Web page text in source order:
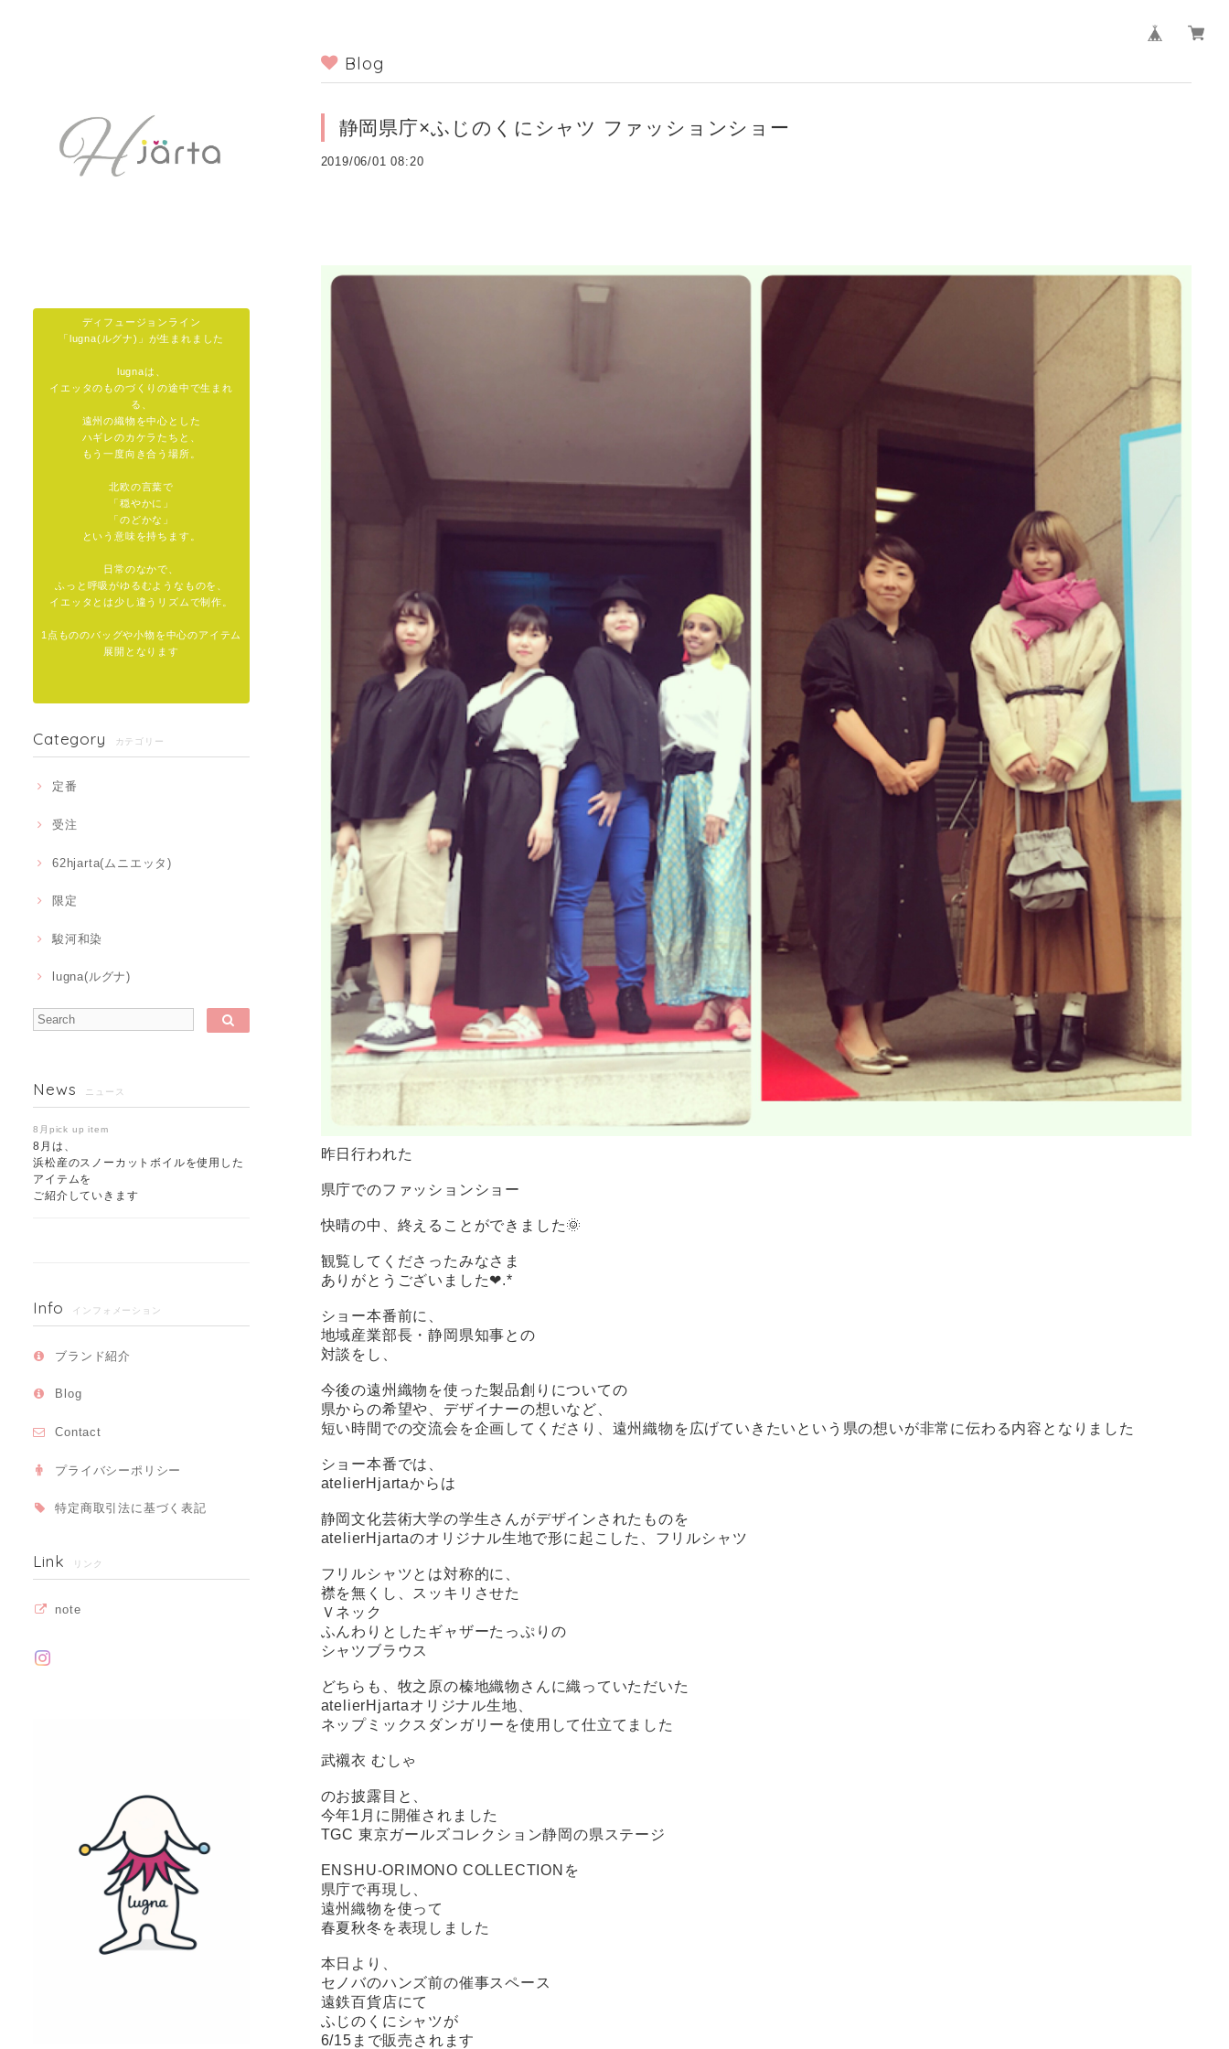
ディフュージョンライン
「lugna(ルグナ)」が生まれました
lugnaは、
イエッタのものづくりの途中で生まれ
る、
遠州の織物を中心とした
ハギレのカケラたちと、
もう一度向き合う場所。
北欧の言葉で
「穏やかに」
「のどかな」
という意味を持ちます。
日常のなかで、
ふっと呼吸がゆるむようなものを、
イエッタとは少し違うリズムで制作。
1点もののバッグや小物を中心のアイテム
展開となります
Category カテゴリー
定番
受注
62hjarta(ムニエッタ)
限定
駿河和染
lugna(ルグナ)
News ニュース
8月pick up item
8月は、
浜松産のスノーカットボイルを使用した
アイテムを
ご紹介していきます
Info インフォメーション
ブランド紹介
Blog
Contact
プライバシーポリシー
特定商取引法に基づく表記
Link リンク
note
Blog
静岡県庁×ふじのくにシャツ ファッションショー
2019/06/01 08:20
昨日行われた
県庁でのファッションショー
快晴の中、終えることができました🌞
観覧してくださったみなさま
ありがとうございました❤︎.*
ショー本番前に、
地域産業部長・静岡県知事との
対談をし、
今後の遠州織物を使った製品創りについての
県からの希望や、デザイナーの想いなど、
短い時間での交流会を企画してくださり、遠州織物を広げていきたいという県の想いが非常に伝わる内容となりました
ショー本番では、
atelierHjartaからは
静岡文化芸術大学の学生さんがデザインされたものを
atelierHjartaのオリジナル生地で形に起こした、フリルシャツ
フリルシャツとは対称的に、
襟を無くし、スッキリさせた
Ｖネック
ふんわりとしたギャザーたっぷりの
シャツブラウス
どちらも、牧之原の榛地織物さんに織っていただいた
atelierHjartaオリジナル生地、
ネップミックスダンガリーを使用して仕立てました
武襯衣 むしゃ
のお披露目と、
今年1月に開催されました
TGC 東京ガールズコレクション静岡の県ステージ
ENSHU-ORIMONO COLLECTIONを
県庁で再現し、
遠州織物を使って
春夏秋冬を表現しました
本日より、
セノバのハンズ前の催事スペース
遠鉄百貨店にて
ふじのくにシャツが
6/15まで販売されます